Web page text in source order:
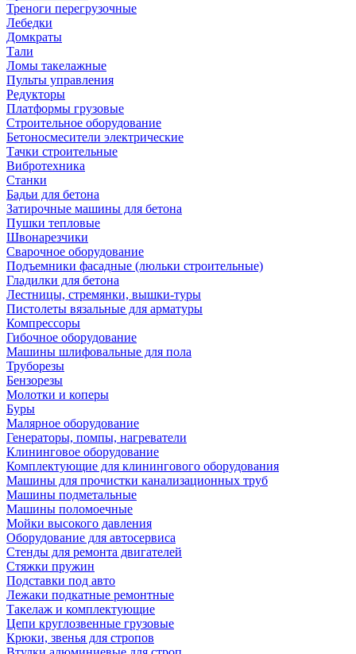
Треноги перегрузочные
Лебедки
Домкраты
Тали
Ломы такелажные
Пульты управления
Редукторы
Платформы грузовые
Строительное оборудование
Бетоносмесители электрические
Тачки строительные
Вибротехника
Станки
Бадьи для бетона
Затирочные машины для бетона
Пушки тепловые
Швонарезчики
Сварочное оборудование
Подъемники фасадные (люльки строительные)
Гладилки для бетона
Лестницы, стремянки, вышки-туры
Пистолеты вязальные для арматуры
Компрессоры
Гибочное оборудование
Машины шлифовальные для пола
Труборезы
Бензорезы
Молотки и коперы
Буры
Малярное оборудование
Генераторы, помпы, нагреватели
Клининговое оборудование
Комплектующие для клинингового оборудования
Машины для прочистки канализационных труб
Машины подметальные
Машины поломоечные
Мойки высокого давления
Оборудование для автосервиса
Стенды для ремонта двигателей
Стяжки пружин
Подставки под авто
Лежаки подкатные ремонтные
Такелаж и комплектующие
Цепи круглозвенные грузовые
Крюки, звенья для стропов